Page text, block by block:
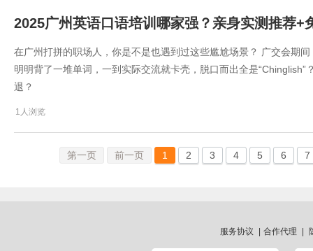
2025广州英语口语培训哪家强？亲身实测推荐+
在广州打拼的职场人，你是不是也遇到过这些尴尬场景？ 广交会期
明明背了一堆单词，一到实际交流就卡壳，脱口而出全是
退？
1人浏览
第一页 前一页 1 2 3 4 5 6 7
服务协议 合作代理